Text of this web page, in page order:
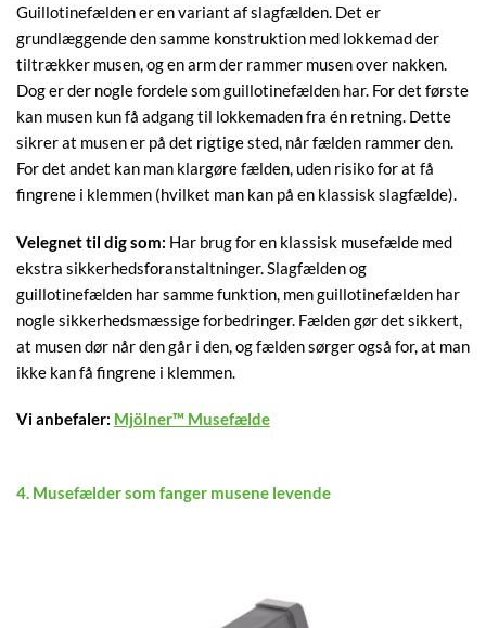
Guillotinefælden er en variant af slagfælden. Det er
grundlæggende den samme konstruktion med lokkemad der
tiltrækker musen, og en arm der rammer musen over nakken.
Dog er der nogle fordele som guillotinefælden har. For det første
kan musen kun få adgang til lokkemaden fra én retning. Dette
sikrer at musen er på det rigtige sted, når fælden rammer den.
For det andet kan man klargøre fælden, uden risiko for at få
fingrene i klemmen (hvilket man kan på en klassisk slagfælde).
Velegnet til dig som: Har brug for en klassisk musefælde med
ekstra sikkerhedsforanstaltninger. Slagfælden og
guillotinefælden har samme funktion, men guillotinefælden har
nogle sikkerhedsmæssige forbedringer. Fælden gør det sikkert,
at musen dør når den går i den, og fælden sørger også for, at man
ikke kan få fingrene i klemmen.
Vi anbefaler: Mjölner™ Musefælde
4. Musefælder som fanger musene levende